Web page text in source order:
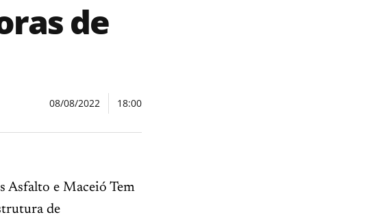
de
08/08/2022 18:00
Asfalto e Maceió Tem
de